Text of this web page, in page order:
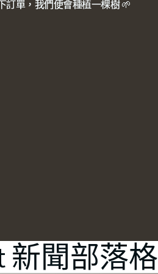
訂單，我們便會種植一棵樹 🌱
訂單，我們便會種植一棵樹 🌱
新聞部落格